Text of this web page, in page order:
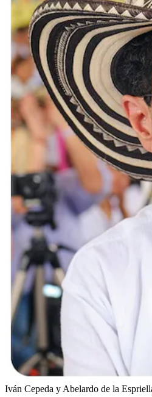
Iván Cepeda y Abelardo de la